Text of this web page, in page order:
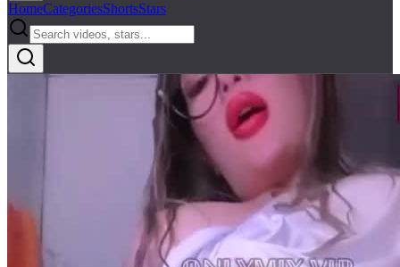
HomeCategoriesShortsStars